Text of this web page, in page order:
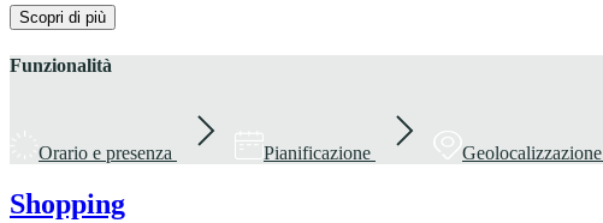
Scopri di più
Funzionalità
Orario e presenza Pianificazione Geolocalizzazione
Shopping